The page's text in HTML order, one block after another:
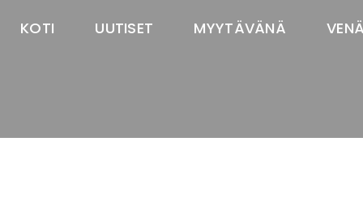
KOTI UUTISET MYYTÄVÄNÄ